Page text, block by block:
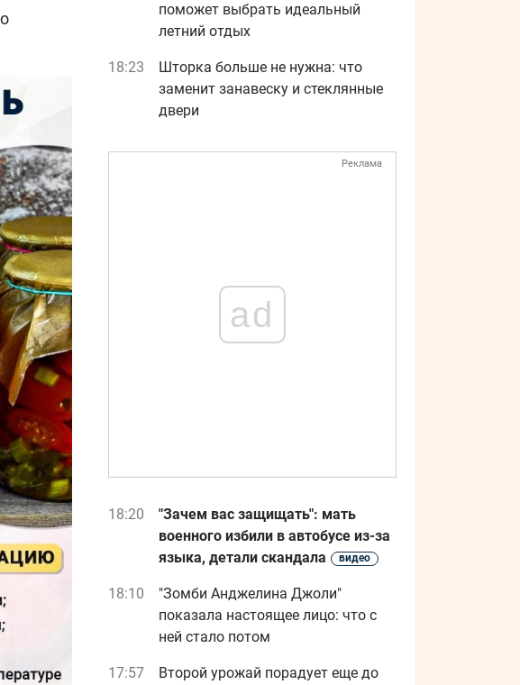
поможет выбрать идеальный
летний отдых
18:23
Шторка больше не нужна: что
заменит занавеску и стеклянные
двери
Реклама
ad
18:20
"Зачем вас защищать": мать
военного избили в автобусе из-за
языка, детали скандала
видео
18:10
"Зомби Анджелина Джоли"
показала настоящее лицо: что с
ней стало потом
17:57 Второй урожай порадует еще до